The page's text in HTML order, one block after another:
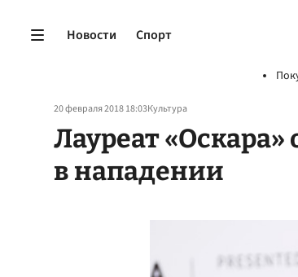
Новости Спорт
20 февраля 2018 18:03Культура
Лауреат
в нападении